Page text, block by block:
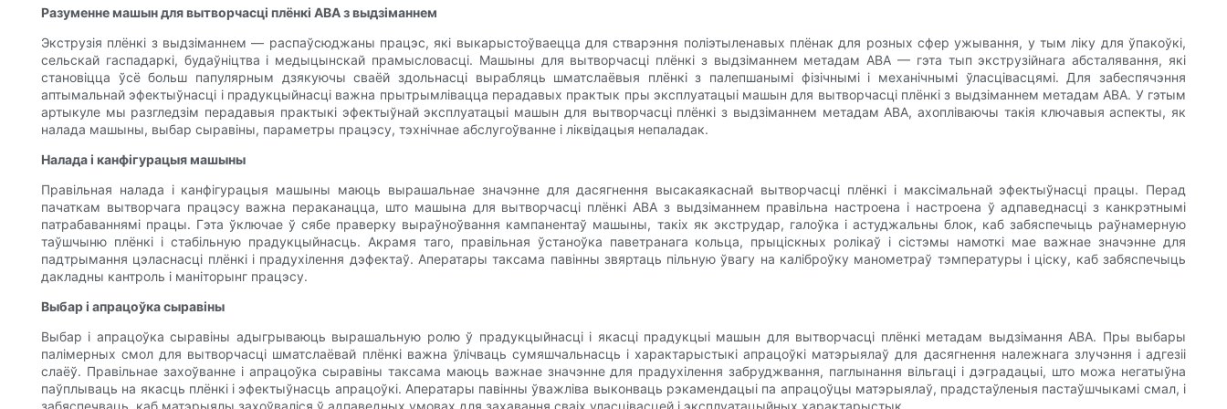
Разуменне машын для вытворчасці плёнкі ABA з выдзіманнем
Экструзія плёнкі з выдзіманнем — распаўсюджаны працэс, які выкарыстоўваецца для стварэння поліэтыленавых плёнак для розных сфер ужывання, у тым ліку для ўпакоўкі,
сельскай гаспадаркі, будаўніцтва і медыцынскай прамысловасці. Машыны для вытворчасці плёнкі з выдзіманнем метадам ABA — гэта тып экструзійнага абсталявання, які
становіцца ўсё больш папулярным дзякуючы сваёй здольнасці вырабляць шматслаёвыя плёнкі з палепшанымі фізічнымі і механічнымі ўласцівасцямі. Для забеспячэння
аптымальнай эфектыўнасці і прадукцыйнасці важна прытрымлівацца перадавых практык пры эксплуатацыі машын для вытворчасці плёнкі з выдзіманнем метадам ABA. У гэтым
артыкуле мы разгледзім перадавыя практыкі эфектыўнай эксплуатацыі машын для вытворчасці плёнкі з выдзіманнем метадам ABA, ахопліваючы такія ключавыя аспекты, як
налада машыны, выбар сыравіны, параметры працэсу, тэхнічнае абслугоўванне і ліквідацыя непаладак.
Налада і канфігурацыя машыны
Правільная налада і канфігурацыя машыны маюць вырашальнае значэнне для дасягнення высакаякаснай вытворчасці плёнкі і максімальнай эфектыўнасці працы. Перад
пачаткам вытворчага працэсу важна пераканацца, што машына для вытворчасці плёнкі ABA з выдзіманнем правільна настроена і настроена ў адпаведнасці з канкрэтнымі
патрабаваннямі працы. Гэта ўключае ў сябе праверку выраўноўвання кампанентаў машыны, такіх як экструдар, галоўка і астуджальны блок, каб забяспечыць раўнамерную
таўшчыню плёнкі і стабільную прадукцыйнасць. Акрамя таго, правільная ўстаноўка паветранага кольца, прыціскных ролікаў і сістэмы намоткі мае важнае значэнне для
падтрымання цэласнасці плёнкі і прадухілення дэфектаў. Аператары таксама павінны звяртаць пільную ўвагу на каліброўку манометраў тэмпературы і ціску, каб забяспечыць
дакладны кантроль і маніторынг працэсу.
Выбар і апрацоўка сыравіны
Выбар і апрацоўка сыравіны адыгрываюць вырашальную ролю ў прадукцыйнасці і якасці прадукцыі машын для вытворчасці плёнкі метадам выдзімання ABA. Пры выбары
палімерных смол для вытворчасці шматслаёвай плёнкі важна ўлічваць сумяшчальнасць і характарыстыкі апрацоўкі матэрыялаў для дасягнення належнага злучэння і адгезіі
слаёў. Правільнае захоўванне і апрацоўка сыравіны таксама маюць важнае значэнне для прадухілення забруджвання, паглынання вільгаці і дэградацыі, што можа негатыўна
паўплываць на якасць плёнкі і эфектыўнасць апрацоўкі. Аператары павінны ўважліва выконваць рэкамендацыі па апрацоўцы матэрыялаў, прадстаўленыя пастаўшчыкамі смал, і